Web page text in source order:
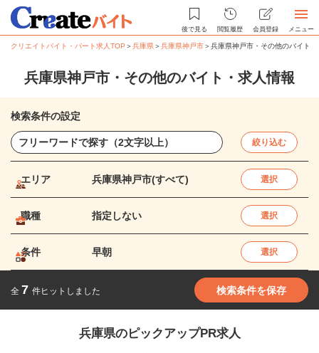
後で見る 閲覧履歴 会員登録 メニュー
クリエイトバイト・パート求人TOP ＞兵庫県＞兵庫県神戸市＞兵庫県神戸市・その他のバイト
兵庫県神戸市・その他のバイト・求人情報
検索条件の設定
絞り込む
エリア 兵庫県神戸市(すべて) 選択
職種 指定しない 選択
条件 早朝 選択
全 7 件ヒットしました 検索条件を保存
兵庫県のピックアップPR求人